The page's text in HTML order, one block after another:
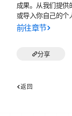
成果。从我们提供
或导入你自己的个
前往章节
分享
返回